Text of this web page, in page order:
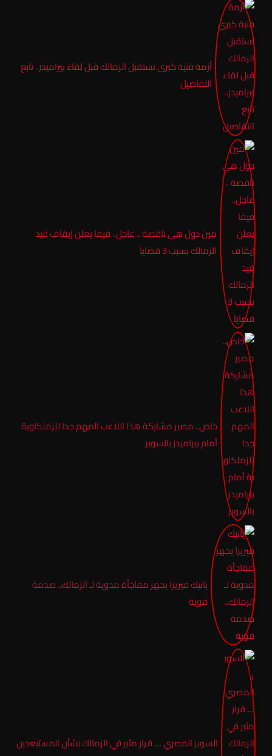
أزمة فنية كبرى تستقبل الزمالك قبل لقاء بيراميدز.. تابع
التفاصيل
مين دول هي ناقصة .. عاجل.. فيفا يعلن إيقاف قيد
الزمالك بسبب 3 قضايا
خاص.. مصير مشاركة هذا اللاعب المهم جدا للزملكاوية
أمام بيراميدز بالسوبر
يانيك فيريرا يجهز مفاجأة مدوية لـ الزمالك.. صدمة
قوية
السوبر المصري … قرار مثير في الزمالك بشأن المستبعدين